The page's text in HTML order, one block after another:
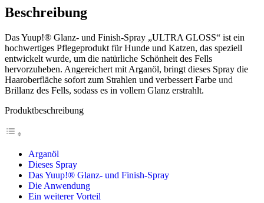
Beschreibung
Das Yuup!® Glanz- und Finish-Spray „ULTRA GLOSS“ ist ein
hochwertiges Pflegeprodukt für Hunde und Katzen, das speziell
entwickelt wurde, um die natürliche Schönheit des Fells
hervorzuheben. Angereichert mit Arganöl, bringt dieses Spray die
Haaroberfläche sofort zum Strahlen und verbessert Farbe und
Brillanz des Fells, sodass es in vollem Glanz erstrahlt.
Produktbeschreibung
Arganöl
Dieses Spray
Das Yuup!® Glanz- und Finish-Spray
Die Anwendung
Ein weiterer Vorteil